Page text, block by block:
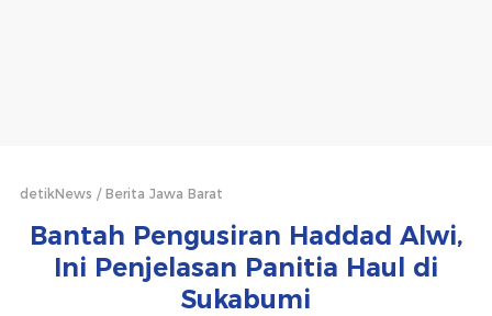
detikNews Berita Jawa Barat
Bantah Pengusiran Haddad Alwi,
Ini Penjelasan Panitia Haul di
Sukabumi